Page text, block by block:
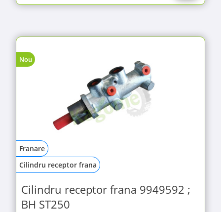
Nou
Franare
Cilindru receptor frana
Cilindru receptor frana 9949592 ;
BH ST250